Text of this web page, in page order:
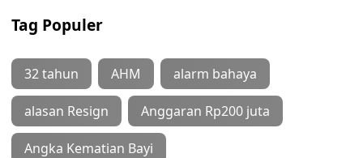
Tag Populer
32 tahun AHM alarm bahaya
alasan Resign Anggaran Rp200 juta
Angka Kematian Bayi